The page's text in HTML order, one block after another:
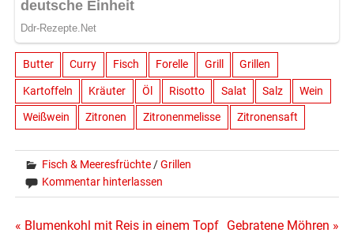
Butter Curry Fisch Forelle Grill Grillen
Kartoffeln Kräuter Öl Risotto Salat Salz Wein
Weißwein Zitronen Zitronenmelisse Zitronensaft
Fisch & Meeresfrüchte/Grillen
Kommentar hinterlassen
Beitragsnavigation
« Blumenkohl mit Reis in einem Topf Gebratene Möhren »